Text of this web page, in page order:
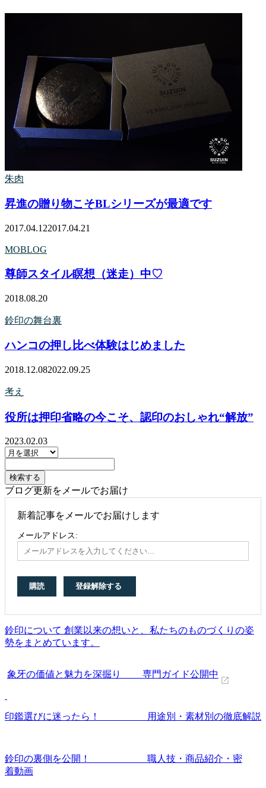
朱肉
昇進の贈り物こそBLシリーズが最適です
2017.04.122017.04.21
MOBLOG
尊師スタイル瞑想（迷走）中♡
2018.08.20
鈴印の舞台裏
ハンコの押し比べ体験はじめました
2018.12.082022.09.25
考え
役所は押印省略の今こそ、認印のおしゃれ“解放”
2023.02.03
ブログ更新をメールでお届け
新着記事をメールでお届けします
メールアドレス:
鈴印について 創業以来の想いと、私たちのものづくりの姿
勢をまとめています。
象牙の価値と魅力を深掘り 専門ガイド公開中
印鑑選びに迷ったら！ 用途別・素材別の徹底解説
鈴印の裏側を公開！ 職人技・商品紹介・密
着動画